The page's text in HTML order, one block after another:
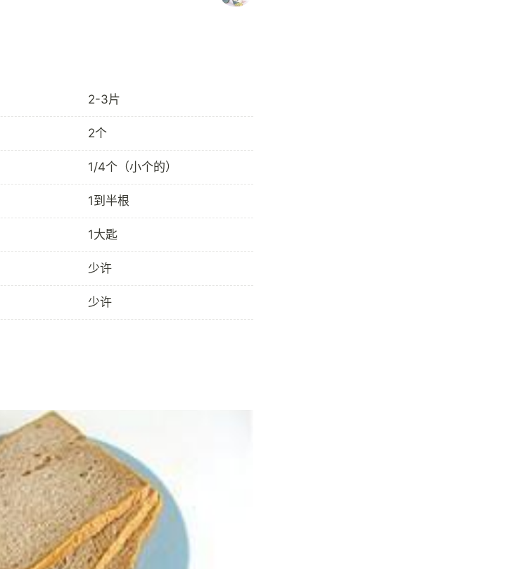
2-3片
2个
1/4个（小个的）
1到半根
1大匙
少许
少许